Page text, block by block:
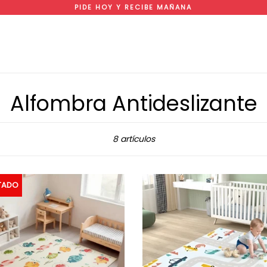
PIDE HOY Y RECIBE MAÑANA
Alfombra Antideslizante
8 artículos